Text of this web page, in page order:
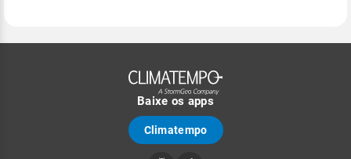
Baixe os apps
Climatempo